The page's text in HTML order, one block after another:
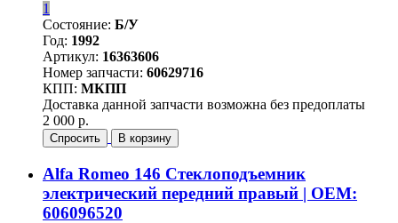
1
Состояние: Б/У
Год: 1992
Артикул: 16363606
Номер запчасти: 60629716
КПП: МКПП
Доставка данной запчасти возможна без предоплаты
2 000 р.
Спросить В корзину
Alfa Romeo 146 Стеклоподъемник
электрический передний правый | OEM:
606096520